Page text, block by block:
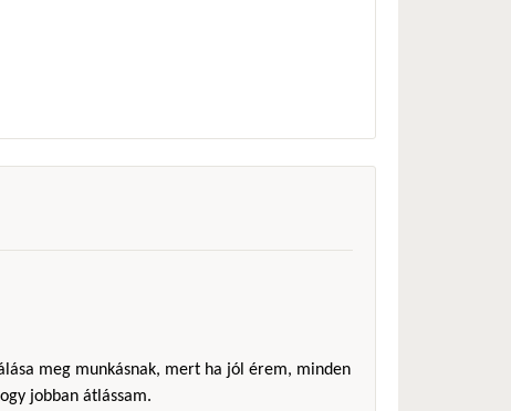
meg munkásnak, mert ha jól érem, minden
jobban átlássam.